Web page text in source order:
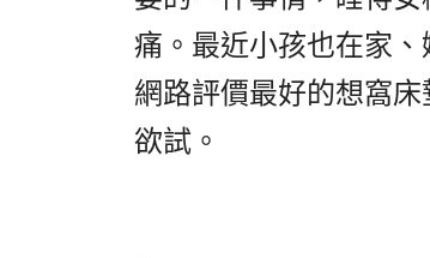
痛。最近小孩也在家
網路評價最好的想窩床
欲試。